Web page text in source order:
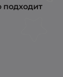
подходит